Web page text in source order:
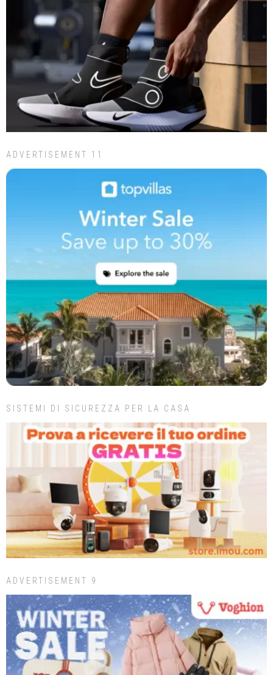
ADVERTISEMENT 11
SISTEMI DI SICUREZZA PER LA CASA
ADVERTISEMENT 9